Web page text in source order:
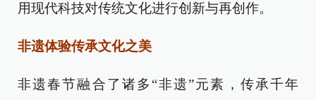
用现代科技对传统文化进行创新与再创作。
非遗体验传承文化之美
非遗春节融合了诸多“非遗”元素，传承千年